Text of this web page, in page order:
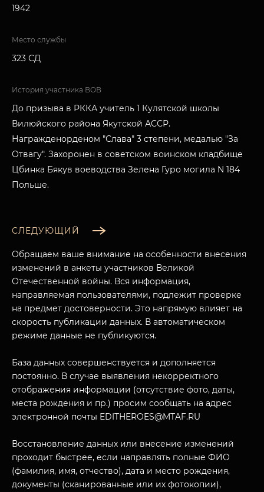
МУЗЕЙНЫЙ КОМПЛЕКС
ПОСЕТИТЕЛЯМ
О НАС
НАЗАД
1942
Место службы
323 СД
История участника ВОВ
До призыва в РККА учитель 1 Кулятской школы
Вилюйского района Якутской АССР.
Награжденорденом "Слава" 3 степени, медалью "За
Отвагу". Захоронен в советском воинском кладбище
Цбинка Бякув воеводства Зелена Гуро могила N 184
Польше.
СЛЕДУЮЩИЙ
Обращаем ваше внимание на особенности внесения
изменений в анкеты участников Великой
Отечественной войны. Вся информация,
направляемая пользователями, подлежит проверке
на предмет достоверности. Это напрямую влияет на
скорость публикации данных. В автоматическом
режиме данные не публикуются.
База данных совершенствуется и дополняется
постоянно. В случае выявления некорректного
отображения информации (отсутствие фото, даты,
места рождения и пр.) просим сообщать на адрес
электронной почты EDITHEROES@MTAF.RU
Восстановление данных или внесение изменений
проходит быстрее, если направлять полные ФИО
(фамилия, имя, отчество), дата и место рождения,
документы (сканированные или их фотокопии),